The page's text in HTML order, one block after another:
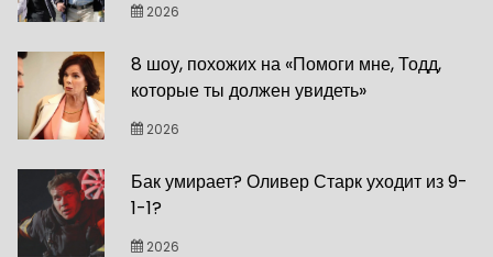
2026
8 шоу, похожих на «Помоги мне, Тодд,
которые ты должен увидеть»
2026
Бак умирает? Оливер Старк уходит из 9-
1-1?
2026